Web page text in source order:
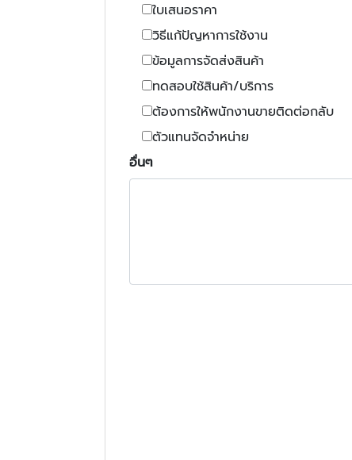
ใบเสนอราคา
วิธีแก้ปัญหาการใช้งาน
ข้อมูลการจัดส่งสินค้า
ทดสอบใช้สินค้า/บริการ
ต้องการให้พนักงานขายติดต่อกลับ
ตัวแทนจัดจำหน่าย
อื่นๆ